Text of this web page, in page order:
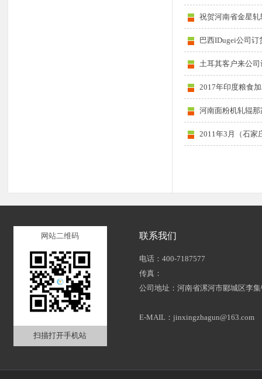
祝贺河南省金星
巴西IDugei公司订
土耳其客户来公司
2017年印度粮食
河南面粉机轧辊那
2011年3月（石家
网站二维码
扫描打开手机站
联系我们
电话：400-7187577
传真：
公司地址：河南省漯河市郾城区李
E-MAIL：jinxingzhagun@163.com